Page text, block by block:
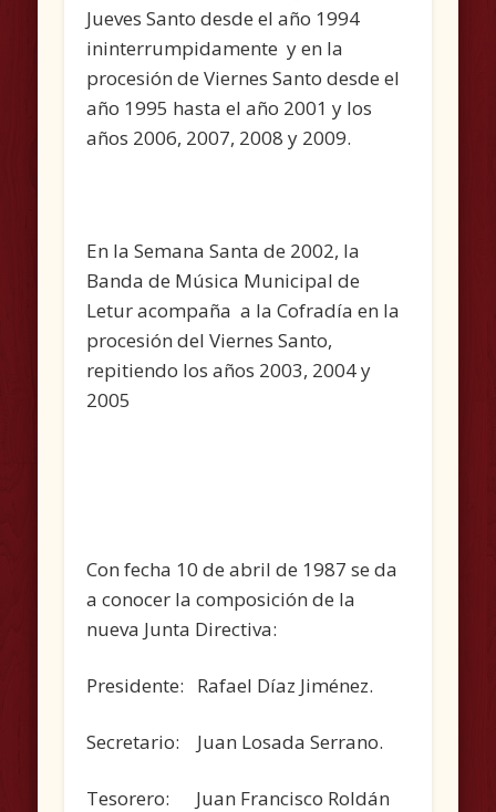
Jueves Santo desde el año 1994
ininterrumpidamente y en la
procesión de Viernes Santo desde el
año 1995 hasta el año 2001 y los
años 2006, 2007, 2008 y 2009.
En la Semana Santa de 2002, la
Banda de Música Municipal de
Letur acompaña a la Cofradía en la
procesión del Viernes Santo,
repitiendo los años 2003, 2004 y
2005
Con fecha 10 de abril de 1987 se da
a conocer la composición de la
nueva Junta Directiva:
Presidente: Rafael Díaz Jiménez.
Secretario: Juan Losada Serrano.
Tesorero: Juan Francisco Roldán